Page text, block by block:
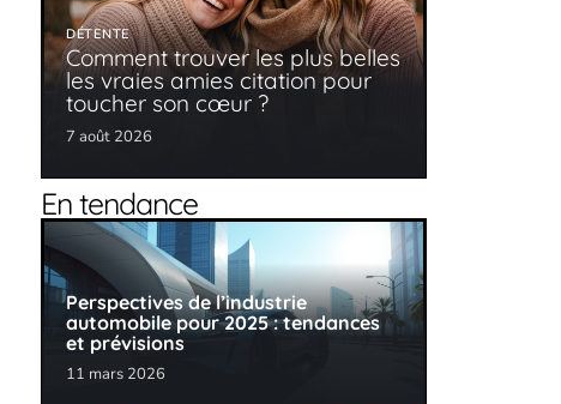
DÉTENTE
Comment trouver les plus belles
les vraies amies citation pour
toucher son cœur ?
7 août 2026
En tendance
Perspectives de l’industrie
automobile pour 2025 : tendances
et prévisions
11 mars 2026